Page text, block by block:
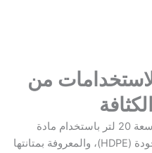
من
صُنعت الدلاء البلاستيكية المستديرة سعة 20 لتر باستخدام مادة
البولي إيثيلين عالي الكثافة عالية الجودة (HDPE)، والمعروفة بمتانتها